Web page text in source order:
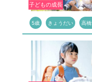
子どもの成長
5歳 きょうだい 高